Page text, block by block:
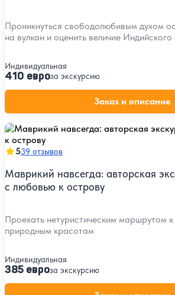
Проникнуться свободолюбивым духом
на вулкан и оценить величие
Индивидуальная
410 евроза экскурсию
Заказ и описание
539 отзывов
Маврикий навсегда: авторская
с любовью к острову
Проехать нетуристическим маршрутом
природным красотам
Индивидуальная
385 евроза экскурсию